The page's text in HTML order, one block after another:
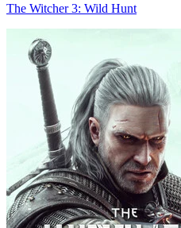
The Witcher 3: Wild Hunt